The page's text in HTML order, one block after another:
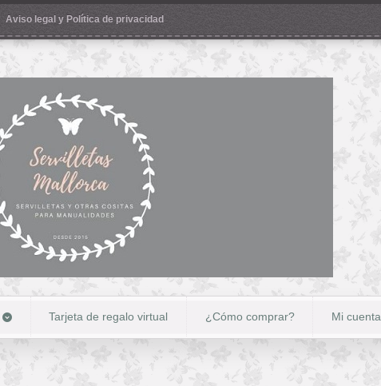
Aviso legal y Política de privacidad
Tarjeta de regalo virtual ¿Cómo comprar? Mi cuenta